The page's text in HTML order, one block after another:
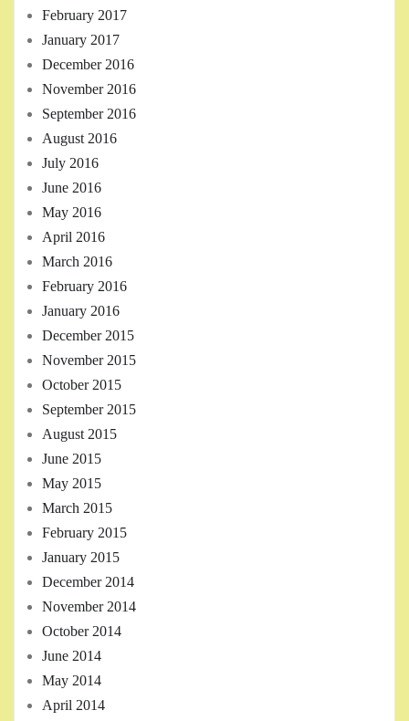
February 2017
January 2017
December 2016
November 2016
September 2016
August 2016
July 2016
June 2016
May 2016
April 2016
March 2016
February 2016
January 2016
December 2015
November 2015
October 2015
September 2015
August 2015
June 2015
May 2015
March 2015
February 2015
January 2015
December 2014
November 2014
October 2014
June 2014
May 2014
April 2014